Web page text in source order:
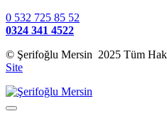
0 532 725 85 52
0324 341 4522
© Şerifoğlu Mersin 2025 Tüm
Site